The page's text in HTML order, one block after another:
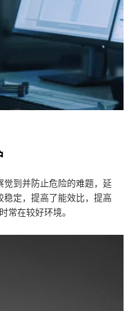
到并防止危险的难题，延
定，提高了能效比，提高
常在较好环境。